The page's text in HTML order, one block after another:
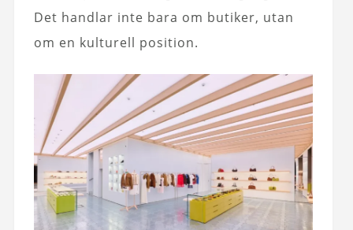
Det handlar inte bara om butiker, utan
om en kulturell position.